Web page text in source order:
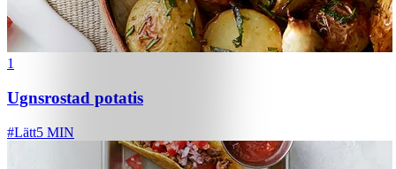
1
Ugnsrostad potatis
#Lätt5 MIN